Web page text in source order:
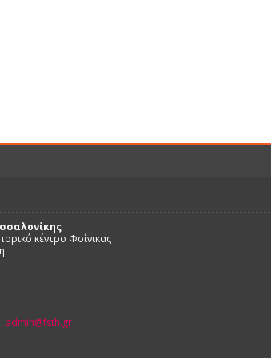
κέντρο Φοίνικας
: admin@fsth.gr